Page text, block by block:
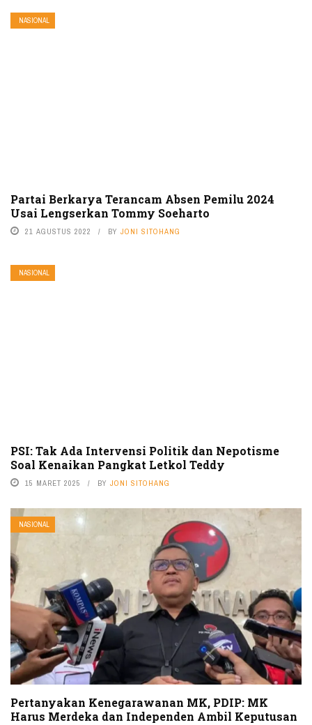
NASIONAL
Partai Berkarya Terancam Absen Pemilu 2024
Usai Lengserkan Tommy Soeharto
21 AGUSTUS 2022 BY JONI SITOHANG
NASIONAL
PSI: Tak Ada Intervensi Politik dan Nepotisme
Soal Kenaikan Pangkat Letkol Teddy
15 MARET 2025 BY JONI SITOHANG
NASIONAL
Pertanyakan Kenegarawanan MK, PDIP: MK
Harus Merdeka dan Independen Ambil Keputusan